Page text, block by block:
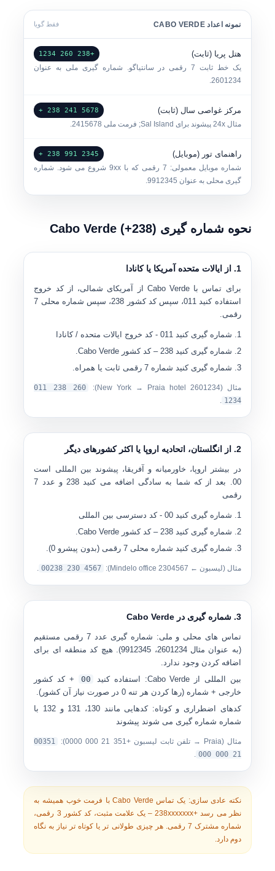
نمونه اعداد CABO VERDE فقط گویا
هتل پریا (ثابت) +238 260 1234
یک خط ثابت 7 رقمی در سانتیاگو. شماره گیری ملی به عنوان
2601234
.
مرکز غواصی سال (ثابت) 5678 241 238 +
مثال 24x پیشوند برای Sal Island; فرمت ملی 2415678
.
راهنمای تور (موبایل) 2345 991 238 +
شماره موبایل معمولی: 7 رقمی که با 9xx شروع می شود. شماره
گیری محلی به عنوان 9912345
.
نحوه شماره گیری Cabo Verde (+238)
1. از ایالات متحده آمریکا یا کانادا
برای تماس با Cabo Verde از آمریکای شمالی، از کد خروج
استفاده کنید 011، سپس کد کشور 238
، سپس شماره محلی 7
رقمی.
شماره گیری کنید011 - کد خروج ایالات متحده / کانادا
شماره گیری کنید238 – کد کشور Cabo Verde.
شماره گیری کنید شماره 7 رقمی ثابت یا همراه .
مثال (New York → Praia hotel 2601234):
011 238 260
1234
.
2. از انگلستان، اتحادیه اروپا یا اکثر کشورهای دیگر
در بیشتر اروپا، خاورمیانه و آفریقا، پیشوند بین المللی است
00. بعد از که شما به سادگی اضافه می کنید 238
و عدد 7
رقمی
شماره گیری کنید00 - کد دسترسی بین المللی
شماره گیری کنید238 – کد کشور Cabo Verde.
شماره گیری کنید شماره محلی 7 رقمی (بدون پیشرو 0).
مثال (لیسبون ← Mindelo office 2304567): 00238 230 4567
.
3. شماره گیری در Cabo Verde
تماس های محلی و ملی: شماره گیری عدد 7 رقمی مستقیم
(به عنوان مثال2601234، 9912345). هیچ کد منطقه ای برای
اضافه کردن وجود ندارد.
بین المللی از Cabo Verde:
استفاده کنید 00
+ کد کشور
خارجی + شماره (رها کردن هر تنه 0 در صورت نیاز آن کشور).
کدهای اضطراری و کوتاه: کدهایی مانند130، 131 و 132 با
شماره شماره گیری می شوند پیشوند
مثال (Praia → تلفن ثابت لیسبون +351 21 000 0000):
00351
21 000 000
.
نکته عادی سازی:
یک تماس Cabo Verde با فرمت خوب همیشه به
نظر می رسد +238xxxxxxx
– یک علامت مثبت، کد کشور 3 رقمی،
شماره مشترک 7 رقمی. هر چیزی طولانی تر یا کوتاه تر نیاز به نگاه
دوم دارد.